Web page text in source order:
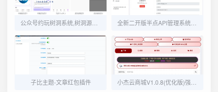
子比主题-文章红包插件